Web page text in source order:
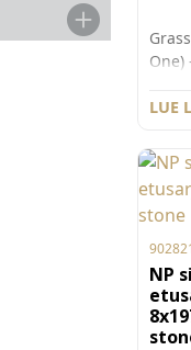
One)
100
LUE
NP